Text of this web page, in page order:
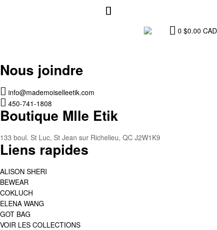
0 $0.00 CAD
Nous joindre
info@mademoiselleetik.com
450-741-1808
Boutique Mlle Etik
133 boul. St Luc, St Jean sur Richelieu, QC J2W1K9
Liens rapides
ALISON SHERI
BEWEAR
COKLUCH
ELENA WANG
GOT BAG
VOIR LES COLLECTIONS